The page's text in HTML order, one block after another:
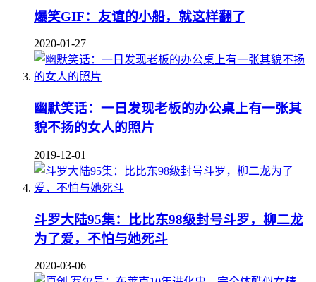
爆笑GIF：友谊的小船，就这样翻了
2020-01-27
幽默笑话：一日发现老板的办公桌上有一张其
貌不扬的女人的照片
2019-12-01
斗罗大陆95集：比比东98级封号斗罗，柳二龙
为了爱，不怕与她死斗
2020-03-06